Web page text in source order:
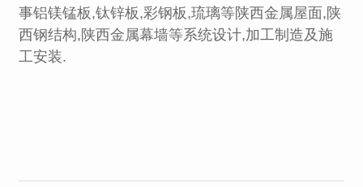
事铝镁锰板,钛锌板,彩钢板,琉璃等陕西金属屋面,陕
西钢结构,陕西金属幕墙等系统设计,加工制造及施
工安装.